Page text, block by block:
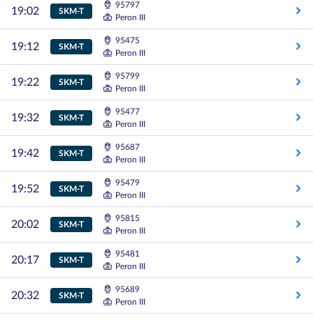
19:02 SKM-T
95797
Peron III
19:12 SKM-T
95475
Peron III
19:22 SKM-T
95799
Peron III
19:32 SKM-T
95477
Peron III
19:42 SKM-T
95687
Peron III
19:52 SKM-T
95479
Peron III
20:02 SKM-T
95815
Peron III
20:17 SKM-T
95481
Peron III
20:32 SKM-T
95689
Peron III